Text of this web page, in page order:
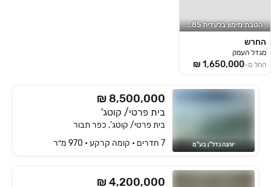
הטבת מימון בלעדית 15/85!
החרש
מגדל העמק
החל מ-
יוהנה נדל"ן בע"מ
₪ 8,500,000
בית פרטי/ קוטג'
בית פרטי/ קוטג', כפר תבור
7 חדרים • קומה ‎קרקע‏ • 970 מ״ר
₪ 4,200,000